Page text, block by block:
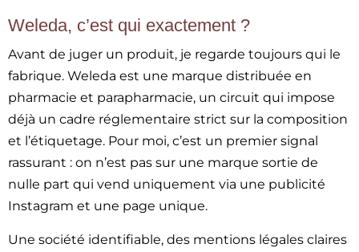
Weleda, c’est qui exactement ?
Avant de juger un produit, je regarde toujours qui le
fabrique. Weleda est une marque distribuée en
pharmacie et parapharmacie, un circuit qui impose
déjà un cadre réglementaire strict sur la composition
et l’étiquetage. Pour moi, c’est un premier signal
rassurant : on n’est pas sur une marque sortie de
nulle part qui vend uniquement via une publicité
Instagram et une page unique.
Une société identifiable, des mentions légales claires